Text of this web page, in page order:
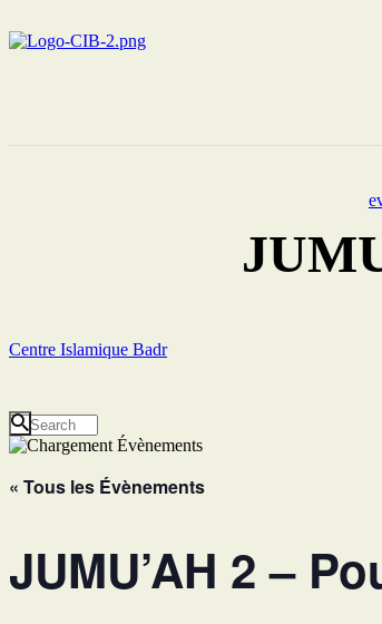
Centre Islamique Badr
« Tous les Évènements
JUMU’AH 2 –